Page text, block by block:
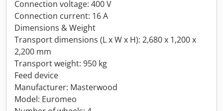
Connection voltage: 400 V
Connection current: 16 A
Dimensions & Weight
Transport dimensions (L x W x H): 2,680 x 1,200 x
2,200 mm
Transport weight: 950 kg
Feed device
Manufacturer: Masterwood
Model: Euromeo